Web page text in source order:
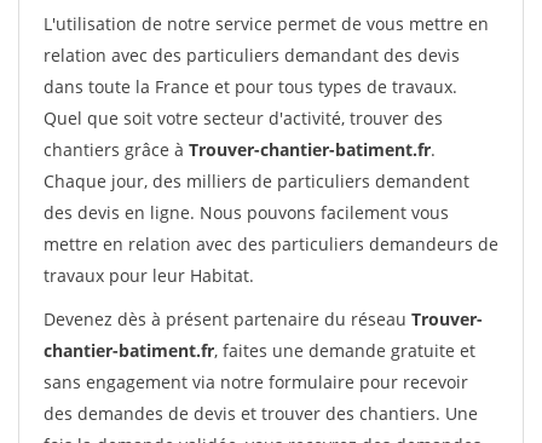
L'utilisation de notre service permet de vous mettre en
relation avec des particuliers demandant des devis
dans toute la France et pour tous types de travaux.
Quel que soit votre secteur d'activité, trouver des
chantiers grâce à Trouver-chantier-batiment.fr.
Chaque jour, des milliers de particuliers demandent
des devis en ligne. Nous pouvons facilement vous
mettre en relation avec des particuliers demandeurs de
travaux pour leur Habitat.
Devenez dès à présent partenaire du réseau Trouver-
chantier-batiment.fr, faites une demande gratuite et
sans engagement via notre formulaire pour recevoir
des demandes de devis et trouver des chantiers. Une